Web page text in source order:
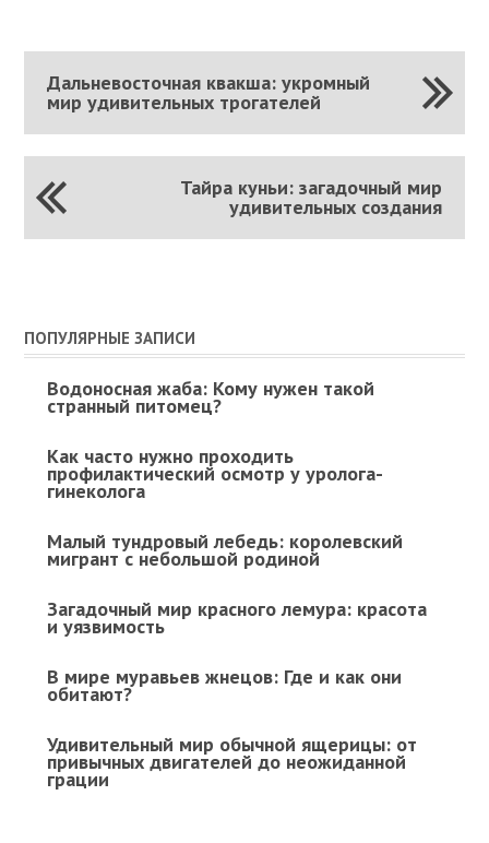
Дальневосточная квакша: укромный
мир удивительных трогателей
Тайра куньи: загадочный мир
удивительных создания
ПОПУЛЯРНЫЕ ЗАПИСИ
Водоносная жаба: Кому нужен такой
странный питомец?
Как часто нужно проходить
профилактический осмотр у уролога-
гинеколога
Малый тундровый лебедь: королевский
мигрант с небольшой родиной
Загадочный мир красного лемура: красота
и уязвимость
В мире муравьев жнецов: Где и как они
обитают?
Удивительный мир обычной ящерицы: от
привычных двигателей до неожиданной
грации